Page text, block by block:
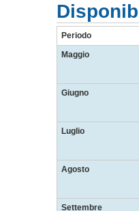
Periodo
Maggio
Giugno
Luglio
Agosto
Settembre